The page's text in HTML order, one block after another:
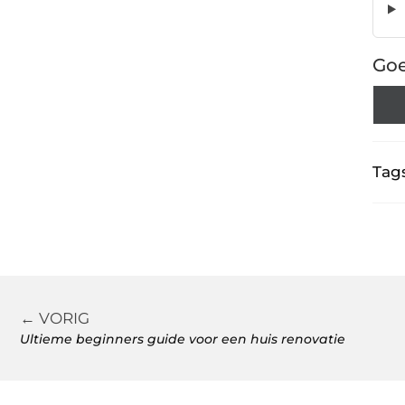
← VORIG
Ultieme beginners guide voor een huis renovatie